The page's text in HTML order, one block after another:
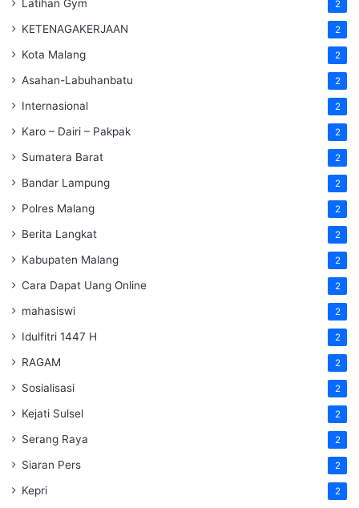
Latihan Gym 2
KETENAGAKERJAAN 2
Kota Malang 2
Asahan-Labuhanbatu 2
Internasional 2
Karo – Dairi – Pakpak 2
Sumatera Barat 2
Bandar Lampung 2
Polres Malang 2
Berita Langkat 2
Kabupaten Malang 2
Cara Dapat Uang Online 2
mahasiswi 2
Idulfitri 1447 H 2
RAGAM 2
Sosialisasi 2
Kejati Sulsel 2
Serang Raya 2
Siaran Pers 2
Kepri 2